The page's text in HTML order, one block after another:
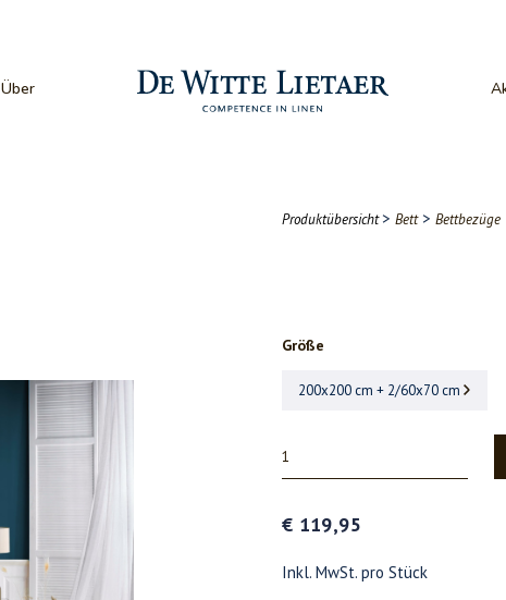
Über
Produktübersicht > Bett> Bettbezüge
Größe
200x200 cm + 2/60x70 cm
€ 119,95
Inkl. MwSt. pro Stück